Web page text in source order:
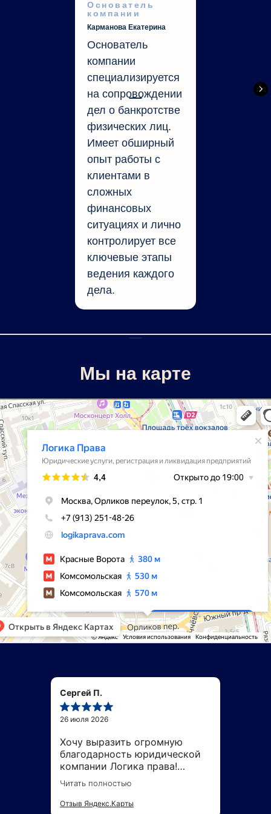
Основатель
компании
Карманова Екатерина
Основатель
компании
специализируется
на сопровождении
дел о банкротстве
физических лиц.
Имеет обширный
опыт работы с
клиентами в
сложных
финансовых
ситуациях и лично
контролирует все
ключевые этапы
ведения каждого
дела.
Мы на карте
Права
услуги в Москве
и ликвидация предприятий в Москве
Сергей П.
26 июля 2026
Хочу выразить огромную
благодарность юридической
компании Логика права!
Нисколько не пожалел, что
обратился в данную
юридическую компанию! Это
Читать полностью
Отзыв Яндекс.Карты